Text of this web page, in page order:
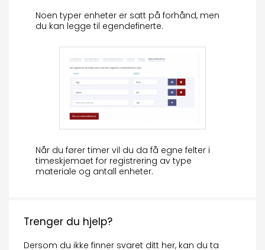
Noen typer enheter er satt på forhånd, men
du kan legge til egendefinerte.
Når du fører timer vil du da få egne felter i
timeskjemaet for registrering av type
materiale og antall enheter.
Trenger du hjelp?
Dersom du ikke finner svaret ditt her, kan du ta